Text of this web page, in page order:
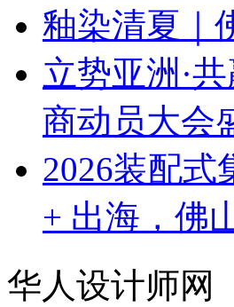
釉染清夏｜
立势亚洲·
商动员大会
2026装配式
+ 出海，佛
华人设计师